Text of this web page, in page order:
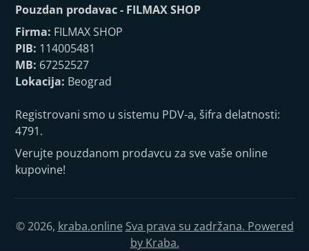
Pouzdan prodavac - FILMAX SHOP
Firma: FILMAX SHOP
PIB: 114005481
MB: 67252527
Lokacija: Beograd
Registrovani smo u sistemu PDV-a, šifra delatnosti:
4791.
Verujte pouzdanom prodavcu za sve vaše online
kupovine!
© 2026, kraba.online Sva prava su zadržana. Powered
by Kraba.